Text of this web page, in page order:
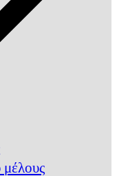
μέλους